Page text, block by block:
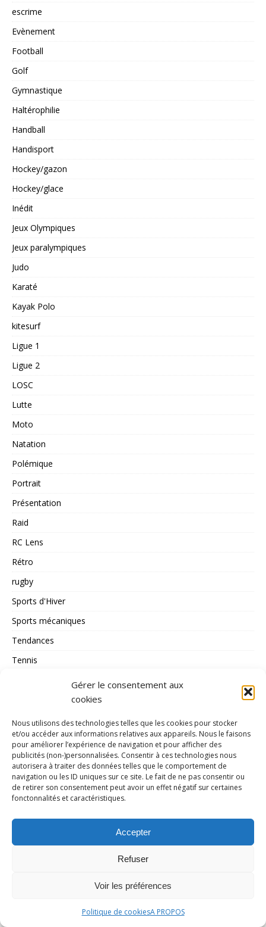
Gérer le consentement aux
cookies
Nous utilisons des technologies telles que les cookies pour stocker
et/ou accéder aux informations relatives aux appareils. Nous le faisons
pour améliorer l’expérience de navigation et pour afficher des
publicités (non-)personnalisées. Consentir à ces technologies nous
autorisera à traiter des données telles que le comportement de
navigation ou les ID uniques sur ce site. Le fait de ne pas consentir ou
de retirer son consentement peut avoir un effet négatif sur certaines
fonctonnalités et caractéristiques.
Accepter
Refuser
Voir les préférences
Politique de cookiesA PROPOS
escrime
Evènement
Football
Golf
Gymnastique
Haltérophilie
Handball
Handisport
Hockey/gazon
Hockey/glace
Inédit
Jeux Olympiques
Jeux paralympiques
Judo
Karaté
Kayak Polo
kitesurf
Ligue 1
Ligue 2
LOSC
Lutte
Moto
Natation
Polémique
Portrait
Présentation
Raid
RC Lens
Rétro
rugby
Sports d'Hiver
Sports mécaniques
Tendances
Tennis
Tous les Sports
Triathlon
Voile
volley_ball
water-polo